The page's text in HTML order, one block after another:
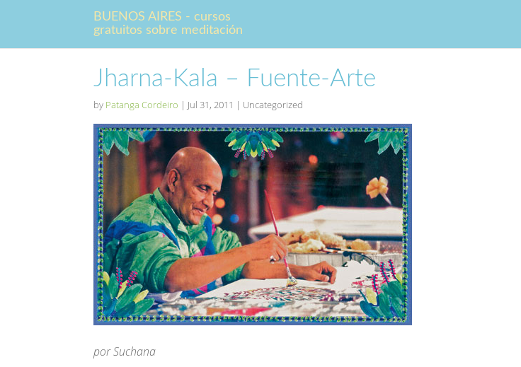
BUENOS AIRES - cursos
gratuitos sobre meditación
Jharna-Kala – Fuente-Arte
by Patanga Cordeiro | Jul 31, 2011 | Uncategorized
por Suchana